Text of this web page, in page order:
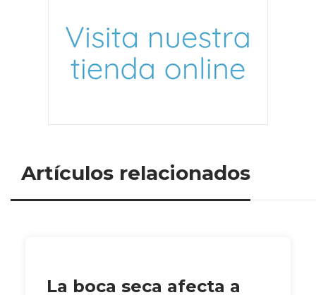
Artículos relacionados
La boca seca afecta a